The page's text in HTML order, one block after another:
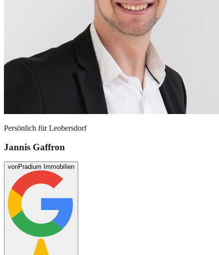
Persönlich fürLeobersdorf
Jannis Gaffron
vonPradium Immobilien